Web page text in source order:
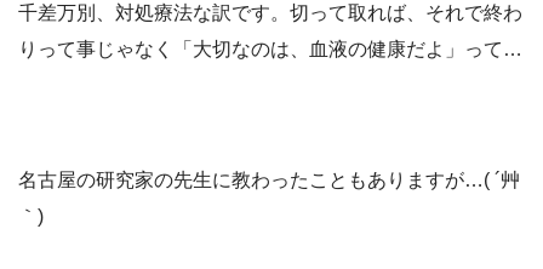
千差万別、対処療法な訳です。切って取れば、それで終わ
りって事じゃなく「大切なのは、血液の健康だよ」って…
名古屋の研究家の先生に教わったこともありますが…( ´艸
｀)